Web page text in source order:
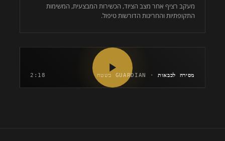
מעקב רציף אחר מצב הציוד, הכשירות המבצעית, המשימות
התקופתיות והחריגות הדורשות טיפול.
מסירה לכבאות· GUARDIAN בשטח 2:18